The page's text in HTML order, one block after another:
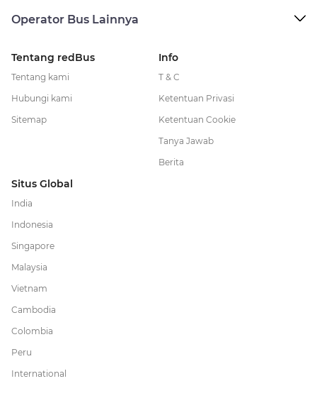
Operator Bus Lainnya
Tentang redBus
Tentang kami
Hubungi kami
Sitemap
Info
T & C
Ketentuan Privasi
Ketentuan Cookie
Tanya Jawab
Berita
Situs Global
India
Indonesia
Singapore
Malaysia
Vietnam
Cambodia
Colombia
Peru
International